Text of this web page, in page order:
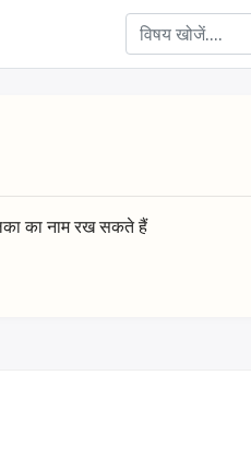
का नाम रख सकते हैं